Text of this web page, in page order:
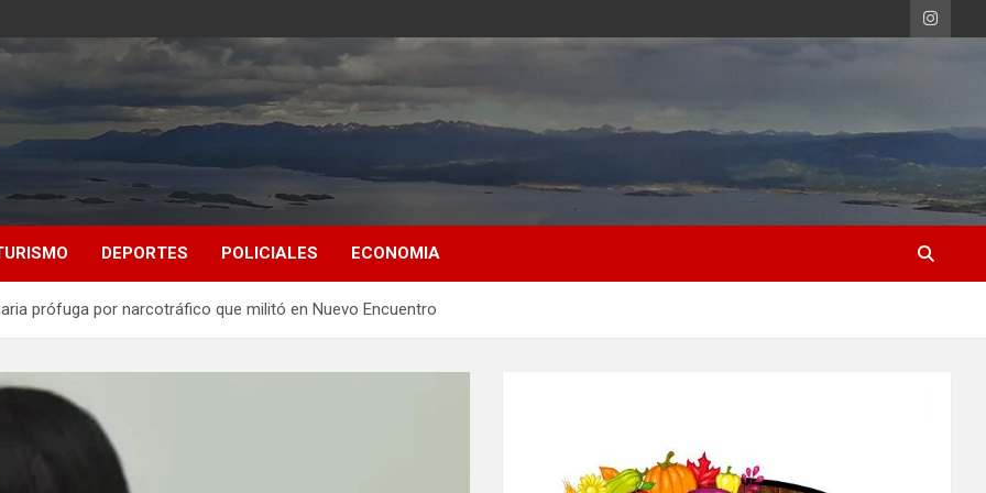
DEPORTES POLICIALES ECONOMIA
prófuga por narcotráfico que militó en Nuevo Encuentro